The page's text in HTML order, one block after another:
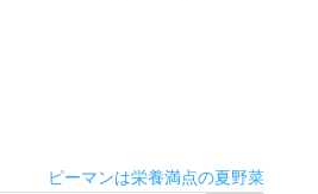
ピーマンは栄養満点の夏野菜